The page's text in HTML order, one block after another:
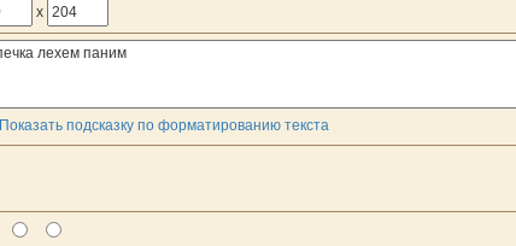
x
Показать подсказку по форматированию текста